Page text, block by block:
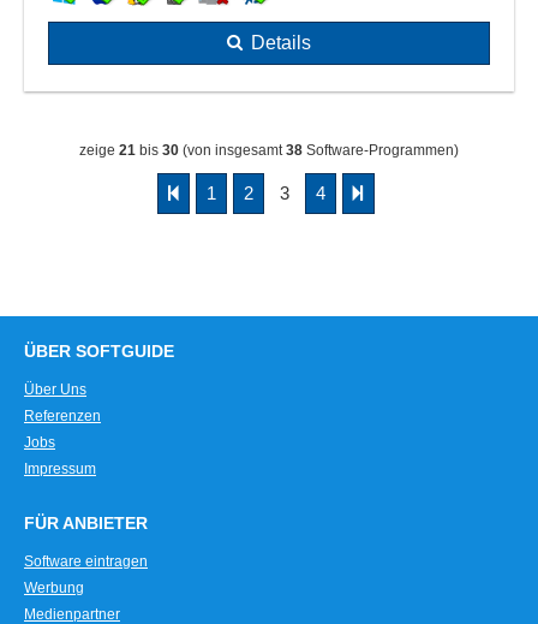
Details
zeige 21 bis 30 (von insgesamt38 Software-Programmen)
1 2 3 4
ÜBER SOFTGUIDE
Über Uns
Referenzen
Jobs
Impressum
FÜR ANBIETER
Software eintragen
Werbung
Medienpartner